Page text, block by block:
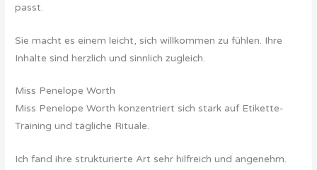
passt.
Sie macht es einem leicht, sich willkommen zu fühlen. Ihre
Inhalte sind herzlich und sinnlich zugleich.
Miss Penelope Worth
Miss Penelope Worth konzentriert sich stark auf Etikette-
Training und tägliche Rituale.
Ich fand ihre strukturierte Art sehr hilfreich und angenehm.